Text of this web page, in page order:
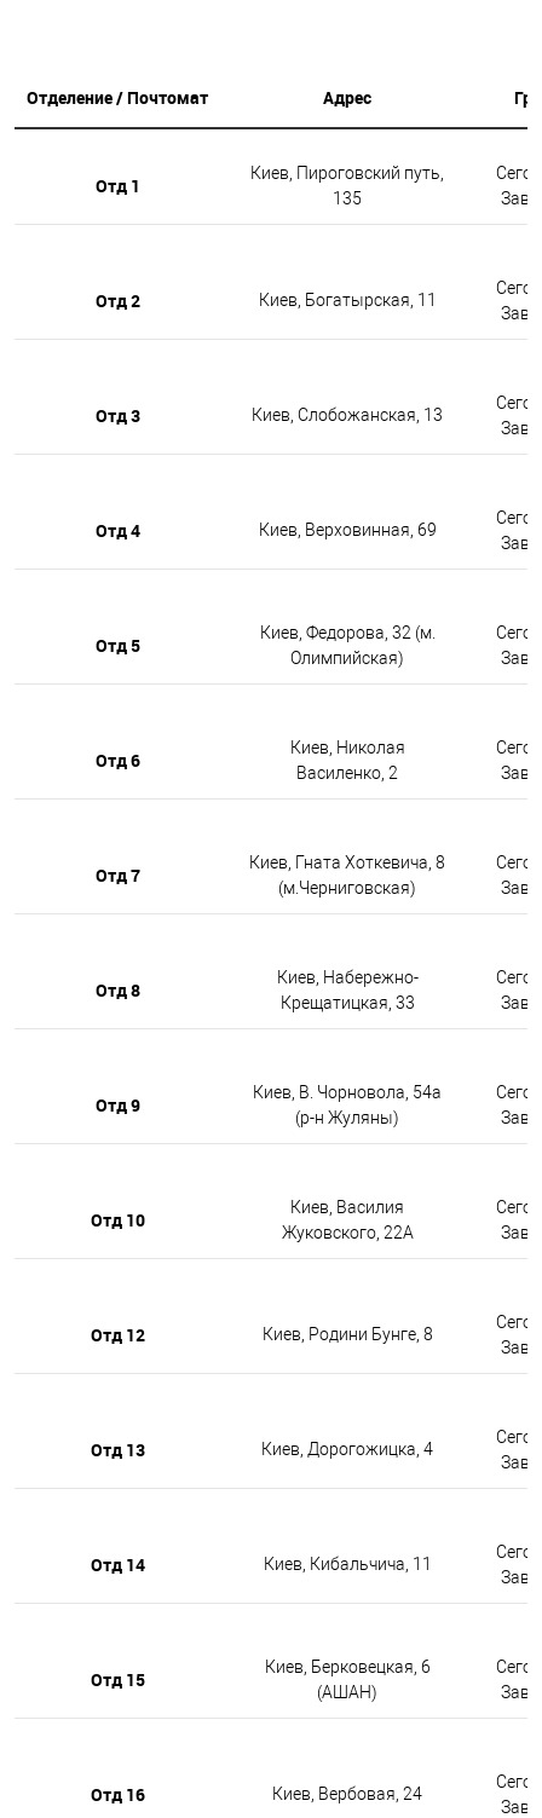
Отделение / Почтомат Адрес
Отд 1
Киев, Пироговский путь,
135
Отд 2 Киев, Богатырская, 11
Отд 3 Киев, Слобожанская, 13
Отд 4 Киев, Верховинная, 69
Отд 5
Киев, Федорова, 32 (м.
Олимпийская)
Отд 6
Киев, Николая
Василенко, 2
Отд 7
Киев, Гната Хоткевича, 8
(м.Черниговская)
Отд 8
Киев, Набережно-
Крещатицкая, 33
Отд 9
Киев, В. Чорновола, 54а
(р-н Жуляны)
Отд 10
Киев, Василия
Жуковского, 22А
Отд 12 Киев, Родини Бунге, 8
Отд 13 Киев, Дорогожицка, 4
Отд 14 Киев, Кибальчича, 11
Отд 15
Киев, Берковецкая, 6
(АШАН)
Отд 16 Киев, Вербовая, 24